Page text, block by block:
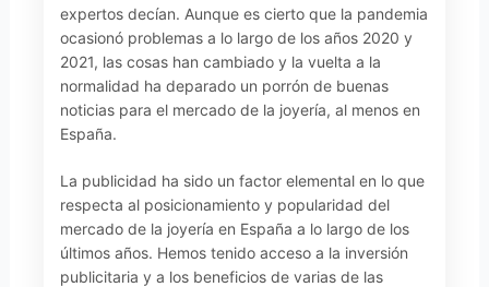
expertos decían. Aunque es cierto que la pandemia
ocasionó problemas a lo largo de los años 2020 y
2021, las cosas han cambiado y la vuelta a la
normalidad ha deparado un porrón de buenas
noticias para el mercado de la joyería, al menos en
España.
La publicidad ha sido un factor elemental en lo que
respecta al posicionamiento y popularidad del
mercado de la joyería en España a lo largo de los
últimos años. Hemos tenido acceso a la inversión
publicitaria y a los beneficios de varias de las